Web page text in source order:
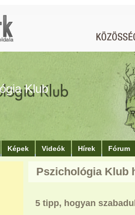
Klub
Képek Videók Hírek Fórum
Pszichológia Klub
5 tipp, hogyan